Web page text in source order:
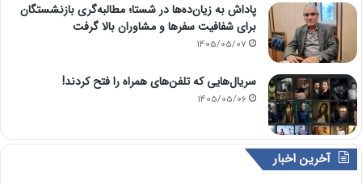
پاداش به زیان‌ده‌ها در شستا؛ مطالبه‌گری بازنشستگان
برای شفافیت سفرها و مشاوران بالا گرفت
1405/05/07
سریال‌هایی که تلفن‌های همراه را فتح کردند!
1405/05/06
آخرین اخبار